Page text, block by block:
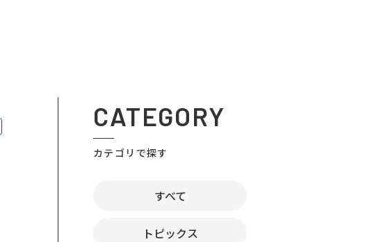
CATEGORY
カテゴリで探す
すべて
トピックス